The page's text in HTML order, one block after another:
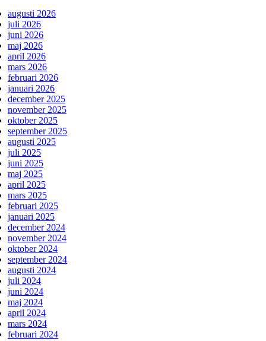
augusti 2026
juli 2026
juni 2026
maj 2026
april 2026
mars 2026
februari 2026
januari 2026
december 2025
november 2025
oktober 2025
september 2025
augusti 2025
juli 2025
juni 2025
maj 2025
april 2025
mars 2025
februari 2025
januari 2025
december 2024
november 2024
oktober 2024
september 2024
augusti 2024
juli 2024
juni 2024
maj 2024
april 2024
mars 2024
februari 2024